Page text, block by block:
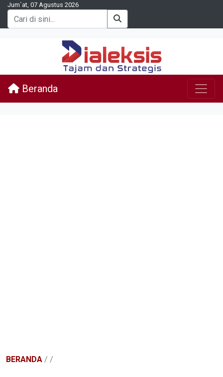
Jum`at, 07 Agustus 2026
Beranda
BERANDA / /